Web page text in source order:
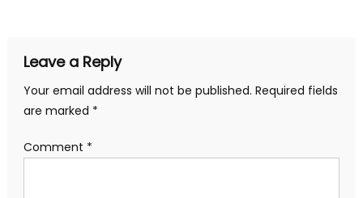
Leave a Reply
Your email address will not be published. Required fields
are marked *
Comment *